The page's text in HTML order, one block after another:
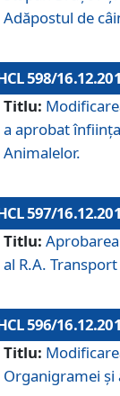
Adăpostul de
598/
Titlu:
a aprobat
Animalelor.
597/
Titlu:
al R.A.
596/
Titlu:
Organigramei şi